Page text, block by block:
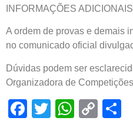
INFORMAÇÕES ADICIONAIS
A ordem de provas e demais
no comunicado oficial
Dúvidas podem ser
Organizadora de
Facebook
TwitterCopy